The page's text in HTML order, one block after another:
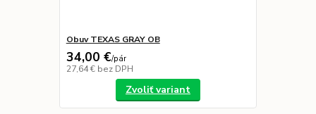
Obuv TEXAS GRAY OB
34,00 €/pár
27,64 € bez DPH
Zvoliť variant